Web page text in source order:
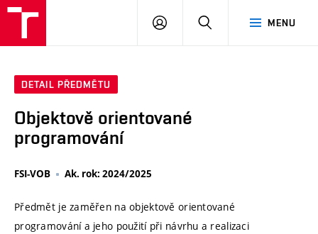
MENU
PŘIHLÁSIT
DETAIL PŘEDMĚTU
Objektově orientované
programování
FSI-VOB Ak. rok: 2024/2025
Předmět je zaměřen na objektově orientované
programování a jeho použití při návrhu a realizaci